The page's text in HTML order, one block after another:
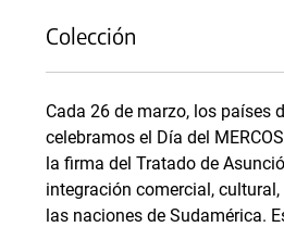
Colección
Cada 26 de marzo, los países
celebramos el Día del
la firma del Tratado de
integración comercial,
las naciones de Sudamérica.